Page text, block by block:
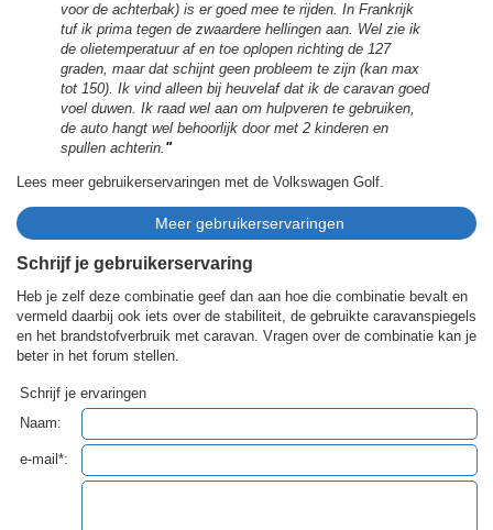
voor de achterbak) is er goed mee te rijden. In Frankrijk
tuf ik prima tegen de zwaardere hellingen aan. Wel zie ik
de olietemperatuur af en toe oplopen richting de 127
graden, maar dat schijnt geen probleem te zijn (kan max
tot 150). Ik vind alleen bij heuvelaf dat ik de caravan goed
voel duwen. Ik raad wel aan om hulpveren te gebruiken,
de auto hangt wel behoorlijk door met 2 kinderen en
spullen achterin. "
Lees meer gebruikerservaringen met de Volkswagen Golf.
Schrijf je gebruikerservaring
Heb je zelf deze combinatie geef dan aan hoe die combinatie bevalt en
vermeld daarbij ook iets over de stabiliteit, de gebruikte caravanspiegels
en het brandstofverbruik met caravan. Vragen over de combinatie kan je
beter in het forum stellen.
Schrijf je ervaringen
Naam:
e-mail*: